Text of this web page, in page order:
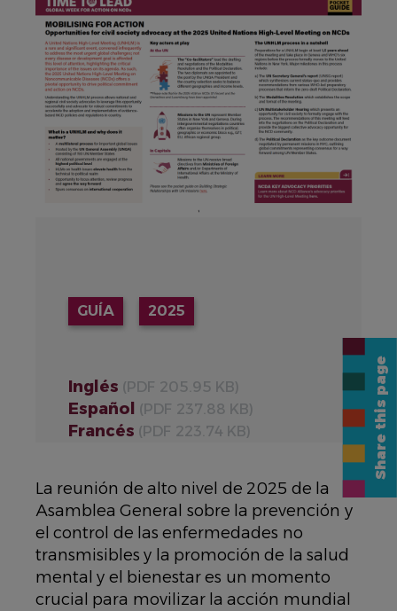
GUÍA 2025
Inglés (PDF 205.95 KB)
Español (PDF 237.88 KB)
Francés (PDF 223.74 KB)
La reunión de alto nivel de 2025 de la
Asamblea General sobre la prevención y
el control de las enfermedades no
transmisibles y la promoción de la salud
mental y el bienestar es un momento
crucial para movilizar la acción mundial
Share this page